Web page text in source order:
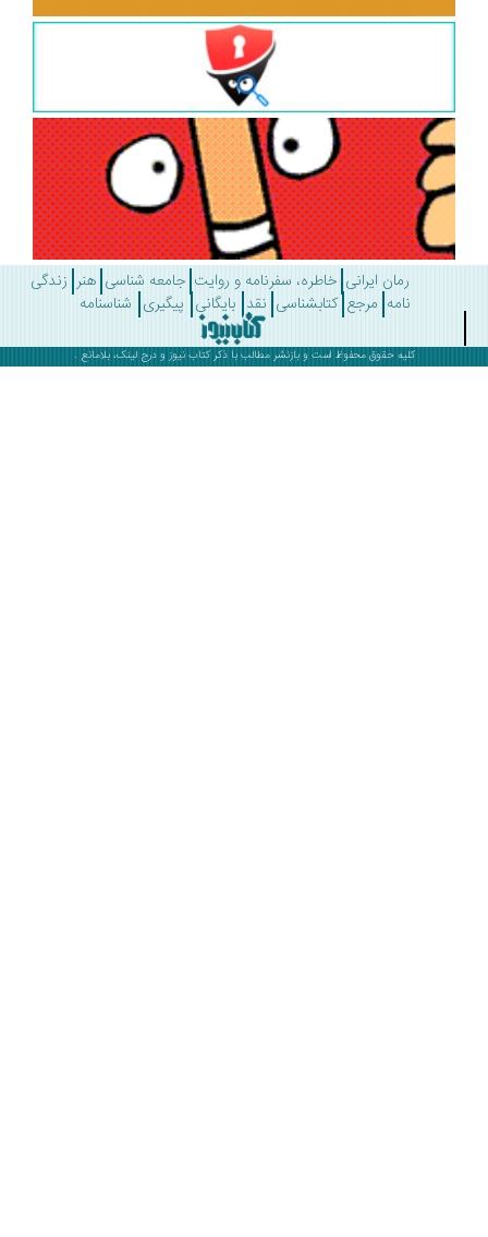
رمان ایرانی خاطره، سفرنامه و روایت جامعه شناسی هنر زندگی
مرجع کتابشناسی نقد بایگانی پیگیری شناسنامه
کلیه حقوق محفوظ است و بازنشر مطالب با ذکرکتاب نیوز و درج لینک، بلامانع .